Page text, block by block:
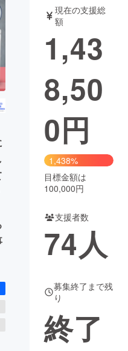
ト
書籍・雑誌
チャレンジ
CAMPFIRE Creation
ya コミュニティ
現在の支援総
額
1,43
8,50
0円
1,438%
目標金額は
100,000円
支援者数
74人
募集終了まで残
り
終了